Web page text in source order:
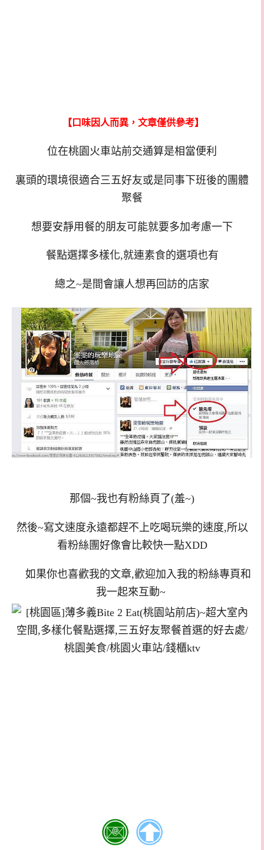
【口味因人而異，文章僅供參考】
位在桃園火車站前交通算是相當便利
裏頭的環境很適合三五好友或是同事下班後的團體
聚餐
想要安靜用餐的朋友可能就要多加考慮一下
餐點選擇多樣化,就連素食的選項也有
總之~是間會讓人想再回訪的店家
那個~我也有粉絲頁了(羞~)
然後~寫文速度永遠都趕不上吃喝玩樂的速度,所以
看粉絲團好像會比較快一點XDD
如果你也喜歡我的文章,歡迎加入我的粉絲專頁和
我一起來互動~